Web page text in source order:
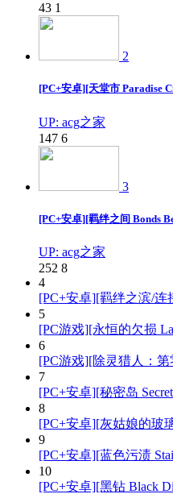
43 1
2
[PC+安卓][天堂市 Paradise
UP: acg之家
147 6
3
[PC+安卓][羁绊之间 Bonds
UP: acg之家
252 8
4
[PC+安卓][羁绊之滨/连
5
[PC游戏][永恒的欠损
6
[PC游戏][除灵猎人：第
7
[PC+安卓][秘密岛
8
[PC+安卓][灰姑娘的玻
9
[PC+安卓][蓝色污渍
10
[PC+安卓][黑钻 Black